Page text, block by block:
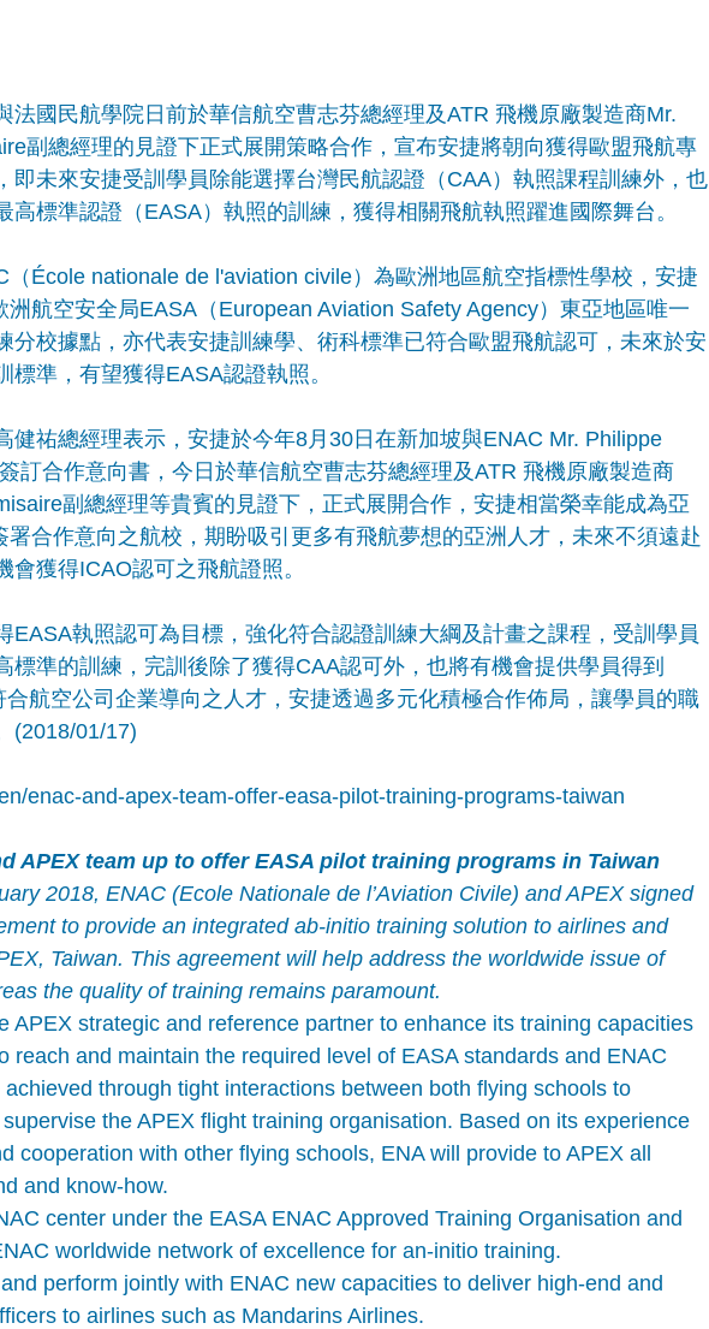
法國民航學院日前於華信航空曹志芬總經理及ATR 飛機原廠製造商Mr.
副總經理的見證下正式展開策略合作，宣布安捷將朝向獲得歐盟飛航專
即未來安捷受訓學員除能選擇台灣民航認證（CAA）執照課程訓練外，也
高標準認證（EASA）執照的訓練，獲得相關飛航執照躍進國際舞台。
（École nationale de l'aviation civile）為歐洲地區航空指標性學校，安捷
洲航空安全局EASA（European Aviation Safety Agency）東亞地區唯一
分校據點，亦代表安捷訓練學、術科標準已符合歐盟飛航認可，未來於安
標準，有望獲得EASA認證執照。
健祐總經理表示，安捷於今年8月30日在新加坡與ENAC Mr. Philippe
訂合作意向書，今日於華信航空曹志芬總經理及ATR 飛機原廠製造商
副總經理等貴賓的見證下，正式展開合作，安捷相當榮幸能成為亞
署合作意向之航校，期盼吸引更多有飛航夢想的亞洲人才，未來不須遠赴
會獲得ICAO認可之飛航證照。
EASA執照認可為目標，強化符合認證訓練大綱及計畫之課程，受訓學員
標準的訓練，完訓後除了獲得CAA認可外，也將有機會提供學員得到
航空公司企業導向之人才，安捷透過多元化積極合作佈局，讓學員的職
(2018/01/17)
enac-and-apex-team-offer-easa-pilot-training-programs-taiwan
APEX team up to offer EASA pilot training programs in Taiwan
2018, ENAC (Ecole Nationale de l’Aviation Civile) and APEX signed
to provide an integrated ab-initio training solution to airlines and
Taiwan. This agreement will help address the worldwide issue of
the quality of training remains paramount.
APEX strategic and reference partner to enhance its training capacities
reach and maintain the required level of EASA standards and ENAC
through tight interactions between both flying schools to
the APEX flight training organisation. Based on its experience
cooperation with other flying schools, ENA will provide to APEX all
and know-how.
center under the EASA ENAC Approved Training Organisation and
worldwide network of excellence for an-initio training.
perform jointly with ENAC new capacities to deliver high-end and
to airlines such as Mandarins Airlines.